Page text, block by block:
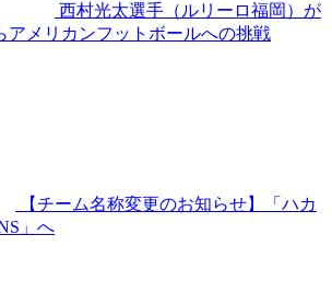
西村光太選手（ルリーロ福岡）が
アメリカンフットボールへの挑戦
【チーム名称変更のお知らせ】「ハカ
」へ